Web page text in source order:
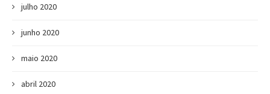
julho 2020
junho 2020
maio 2020
abril 2020